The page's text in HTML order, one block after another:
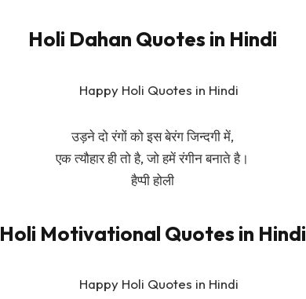
Holi Dahan Quotes in Hindi
उड़ने दो रंगों को इस बेरंग जिन्दगी में,
एक त्यौहार ही तो है, जो हमें रंगीन बनाते है।
हैप्पी होली
Holi Motivational Quotes in Hindi